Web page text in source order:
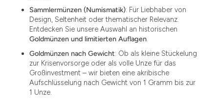
Sammlermünzen (Numismatik): Für Liebhaber von
Design, Seltenheit oder thematischer Relevanz.
Entdecken Sie unsere Auswahl an historischen
Goldmünzen und limitierten Auflagen.
Goldmünzen nach Gewicht: Ob als kleine Stückelung
zur Krisenvorsorge oder als volle Unze für das
Großinvestment – wir bieten eine akribische
Aufschlüsselung nach Gewicht von 1 Gramm bis zur
1 Unze.